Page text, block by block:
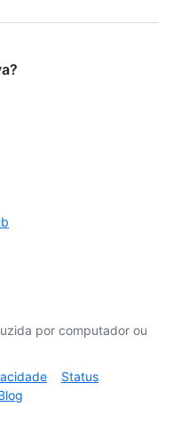
por computador ou
Status